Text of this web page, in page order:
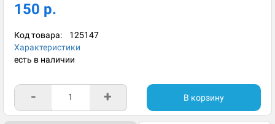
150 р.
Код товара: 125147
Характеристики
есть в наличии
- + В корзину